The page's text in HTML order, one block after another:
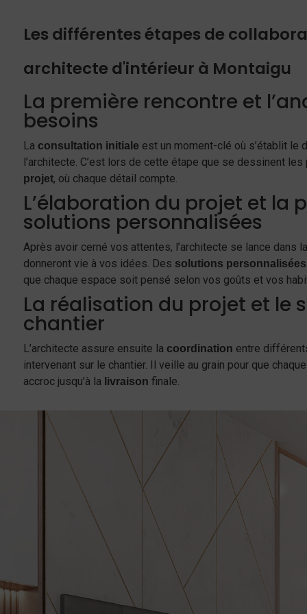
Les différentes étapes de
architecte d'intérieur à Montaigu
La première rencontre et
besoins
La consultation initiale est un moment-clé où s’établit le
l’architecte. C’est lors de cette étape que se dessinent
projet, où chaque détail compte.
L’élaboration du projet et la
solutions personnalisées
Après avoir cerné vos attentes, l’architecte se lance dans
donneront vie à vos idées. Des solutions personnalisées
que chaque espace soit pensé selon vos goûts et vos
La réalisation du projet et le
chantier
L’architecte assure ensuite la coordination entre
intervenant sur le chantier. Il veille au grain pour que
accroc jusqu’à la livraison finale.